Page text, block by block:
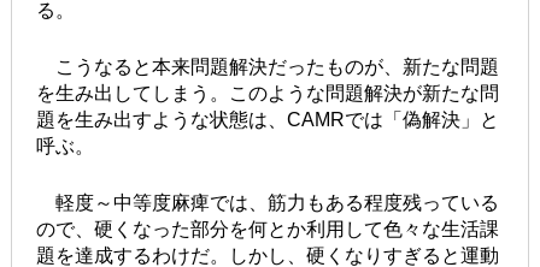
る。
こうなると本来問題解決だったものが、新たな問題
を生み出してしまう。このような問題解決が新たな問
題を生み出すような状態は、CAMRでは「偽解決」と
呼ぶ。
軽度～中等度麻痺では、筋力もある程度残っている
ので、硬くなった部分を何とか利用して色々な生活課
題を達成するわけだ。しかし、硬くなりすぎると運動